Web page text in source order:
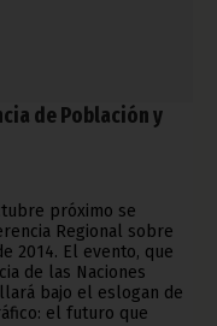
de Población y
próximo se
Regional sobre
2014. El evento, que
de las Naciones
bajo el eslogan de
el futuro que